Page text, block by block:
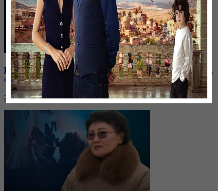
Баспанасын ала алмай жүрген бір топ шымкенттік әкімдік
алдына түнеуге келді
26 января, 19:35